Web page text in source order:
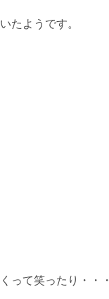
たようです。
って笑ったり・・・